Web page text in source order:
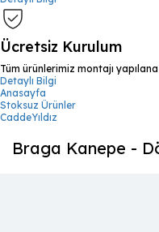
Ücretsiz Kurulum
Tüm ürünlerimiz montajı
Detaylı Bilgi
Anasayfa
Stoksuz Ürünler
CaddeYıldız
Braga Kanepe -